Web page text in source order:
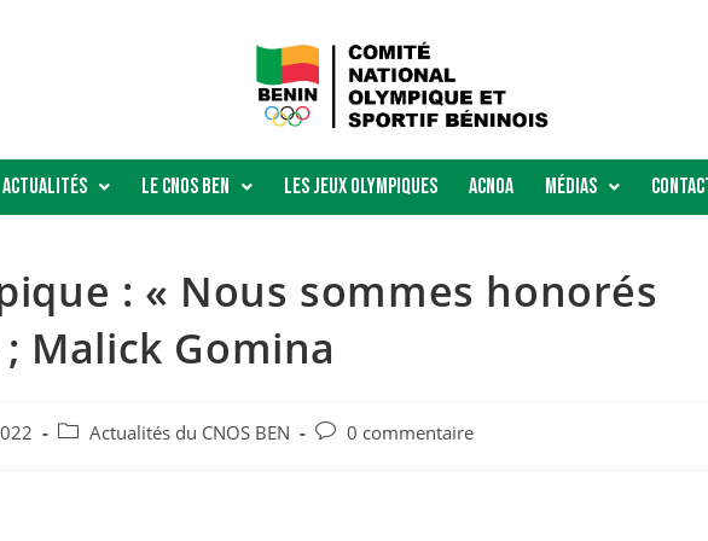
Actualités Le Cnos Ben Les Jeux Olympiques ACNOA Médias
: « Nous sommes honorés
Malick Gomina
Actualités du CNOS BEN 0 commentaire